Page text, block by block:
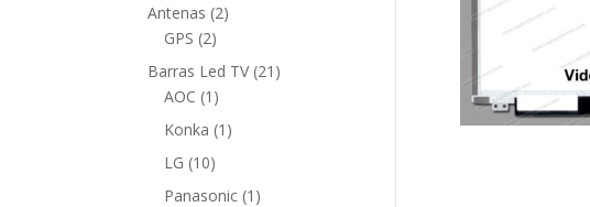
Antenas 22
GPS 22
productos
Barras Led TV 21 21
AOC 1 1
producto
Konka 1 1
LG 1010
productos
Panasonic 1 1